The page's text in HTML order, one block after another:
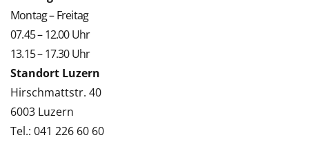
Montag – Freitag
07.45 – 12.00 Uhr
13.15 – 17.30 Uhr
Standort Luzern
Hirschmattstr. 40
6003 Luzern
Tel.: 041 226 60 60